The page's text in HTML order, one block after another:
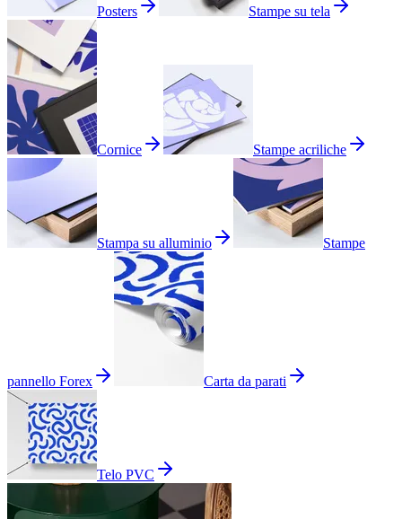
Posters Stampe su tela
Cornice Stampe acriliche
Stampa su alluminio Stampe
pannello Forex Carta da parati
Telo PVC